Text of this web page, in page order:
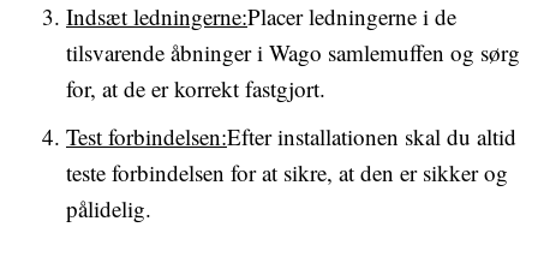
Indsæt ledningerne:Placer ledningerne i de
tilsvarende åbninger i Wago samlemuffen og sørg
for, at de er korrekt fastgjort.
Test forbindelsen:Efter installationen skal du altid
teste forbindelsen for at sikre, at den er sikker og
pålidelig.